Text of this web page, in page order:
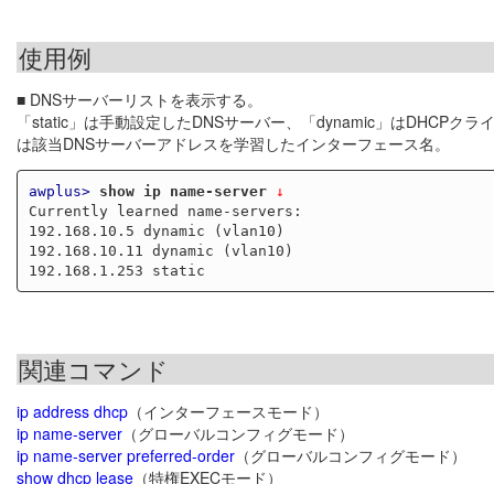
使用例
■ DNSサーバーリストを表示する。
「static」は手動設定したDNSサーバー、「dynamic」はDHCPク
は該当DNSサーバーアドレスを学習したインターフェース名。
awplus> show ip name-server ↓
Currently learned name-servers:
192.168.10.5 dynamic (vlan10)
192.168.10.11 dynamic (vlan10)
関連コマンド
ip address dhcp （インターフェースモード）
ip name-server （グローバルコンフィグモード）
ip name-server preferred-order （グローバルコンフィグモード）
show dhcp lease （特権EXECモード）